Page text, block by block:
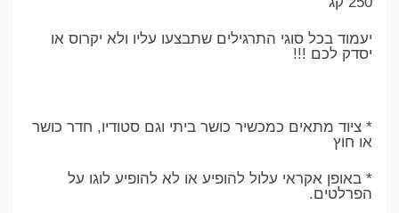
יעמוד בכל סוגי התרגילים שתבצעו עליו ולא יקרוס או
יסדק לכם !!!
* ציוד מתאים כמכשיר כושר ביתי וגם סטודיו, חדר כושר
או חוץ
* באופן אקראי עלול להופיע או לא להופיע לוגו על
הפרלטים.